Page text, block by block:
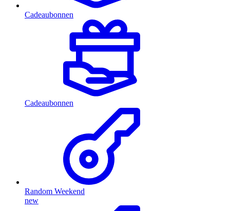
Cadeaubonnen
Cadeaubonnen
Random Weekend
new